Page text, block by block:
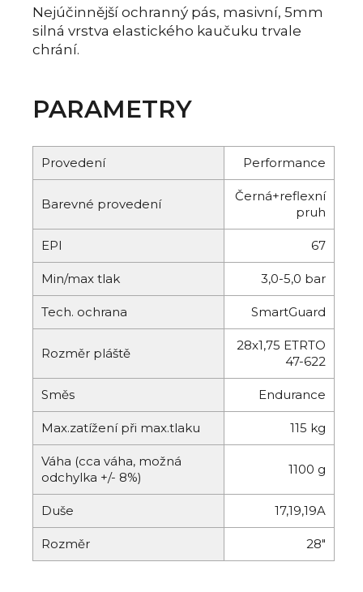
Nejúčinnější ochranný pás, masivní, 5mm
silná vrstva elastického kaučuku trvale
chrání.
PARAMETRY
Provedení Performance
Barevné provedení
Černá+reflexní
pruh
EPI 67
Min/max tlak 3,0-5,0 bar
Tech. ochrana SmartGuard
Rozměr pláště
28x1,75 ETRTO
47-622
Směs Endurance
Max.zatížení při max.tlaku 115 kg
Váha (cca váha, možná
odchylka +/- 8%)
1100 g
Duše 17,19,19A
Rozměr 28"